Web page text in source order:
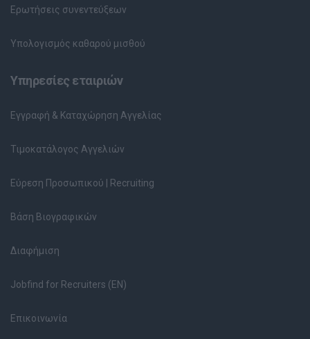
Ερωτήσεις συνεντεύξεων
Υπολογισμός καθαρού μισθού
Υπηρεσίες εταιριών
Εγγραφή & Καταχώρηση Αγγελίας
Τιμοκατάλογος Αγγελιών
Εύρεση Προσωπικού | Recruiting
Βάση Βιογραφικών
Διαφήμιση
Jobfind for Recruiters (EN)
Επικοινωνία